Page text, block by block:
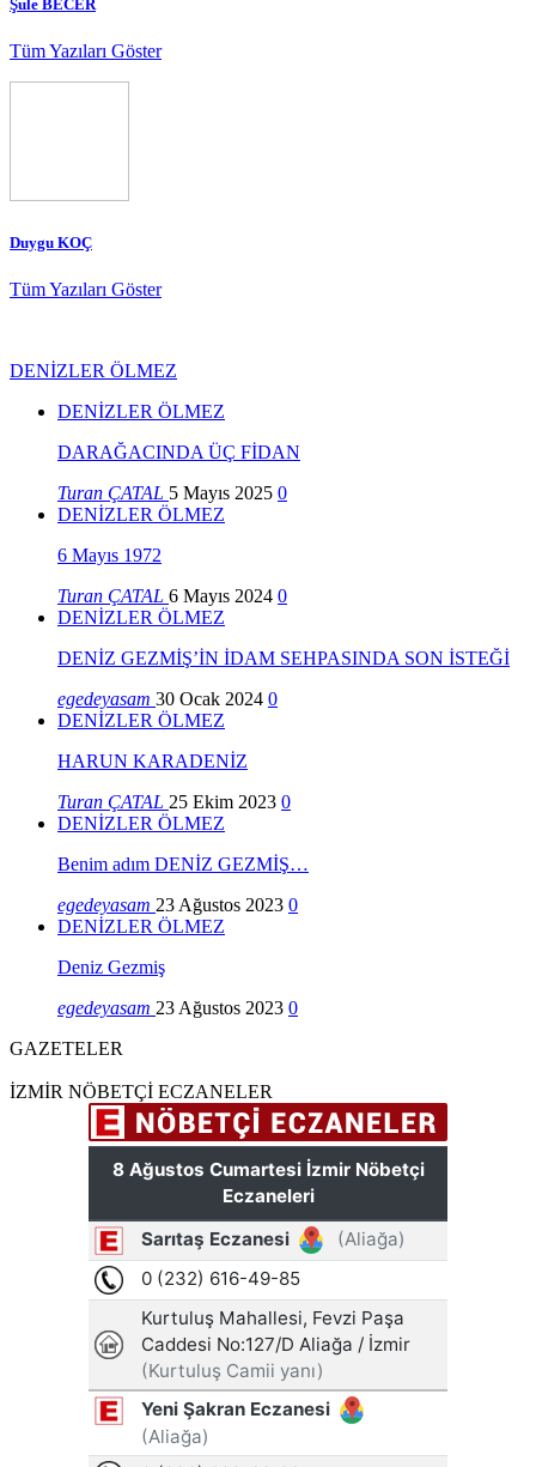
Şule BECER
Tüm Yazıları Göster
Duygu KOÇ
Tüm Yazıları Göster
DENİZLER ÖLMEZ
DENİZLER ÖLMEZ
DARAĞACINDA ÜÇ FİDAN
Turan ÇATAL 5 Mayıs 2025 0
DENİZLER ÖLMEZ
6 Mayıs 1972
Turan ÇATAL 6 Mayıs 2024 0
DENİZLER ÖLMEZ
DENİZ GEZMİŞ’İN İDAM SEHPASINDA SON İSTEĞİ
egedeyasam 30 Ocak 2024 0
DENİZLER ÖLMEZ
HARUN KARADENİZ
Turan ÇATAL 25 Ekim 2023 0
DENİZLER ÖLMEZ
Benim adım DENİZ GEZMİŞ…
egedeyasam 23 Ağustos 2023 0
DENİZLER ÖLMEZ
Deniz Gezmiş
egedeyasam 23 Ağustos 2023 0
GAZETELER
İZMİR NÖBETÇİ ECZANELER